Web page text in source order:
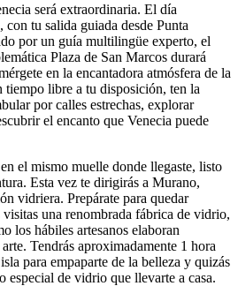
será extraordinaria. El día
con tu salida guiada desde Punta
por un guía multilingüe experto, el
Plaza de San Marcos durará
en la encantadora atmósfera de la
tiempo libre a tu disposición, ten la
por calles estrechas, explorar
el encanto que Venecia puede
el mismo muelle donde llegaste, listo
Esta vez te dirigirás a Murano,
vidriera. Prepárate para quedar
una renombrada fábrica de vidrio,
los hábiles artesanos elaboran
Tendrás aproximadamente 1 hora
para empaparte de la belleza y quizás
especial de vidrio que llevarte a casa.